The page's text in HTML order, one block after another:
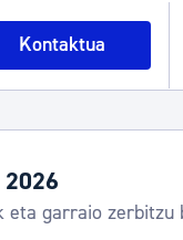
Kontaktua
eta zerbitzuak
Donostia